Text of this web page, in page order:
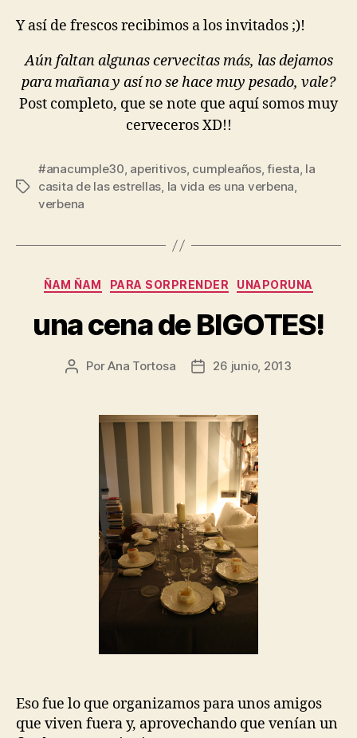
Y así de frescos recibimos a los invitados ;)!
Aún faltan algunas cervecitas más, las dejamos
para mañana y así no se hace muy pesado, vale?
Post completo, que se note que aquí somos muy
cerveceros XD!!
Etiquetas
#anacumple30, aperitivos, cumpleaños,fiesta, la
casita de las estrellas, la vida es una verbena,
verbena
Categorías
ÑAM ÑAM PARA SORPRENDER UNAPORUNA
una cena de BIGOTES!
Autor
entrada
PorAna Tortosa
Fecha
entrada
26 junio, 2013
Eso fue lo que organizamos para unos amigos
que viven fuera y, aprovechando que venían un